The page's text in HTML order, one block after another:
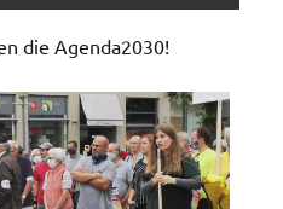
die Agenda2030!